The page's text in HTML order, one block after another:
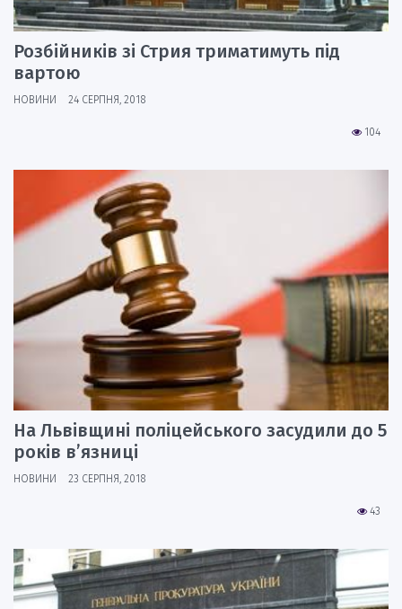
Розбійників зі Стрия триматимуть під
вартою
НОВИНИ 24 СЕРПНЯ, 2018
104
На Львівщині поліцейського засудили до 5
років в’язниці
НОВИНИ 23 СЕРПНЯ, 2018
43